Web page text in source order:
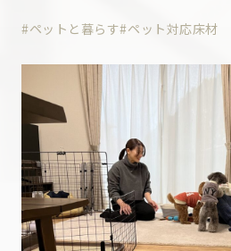
#ペットと暮らす#ペット対応床材